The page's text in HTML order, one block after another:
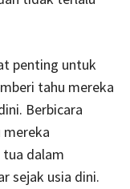
penting untuk
tahu mereka
Berbicara
dalam
sejak usia dini.